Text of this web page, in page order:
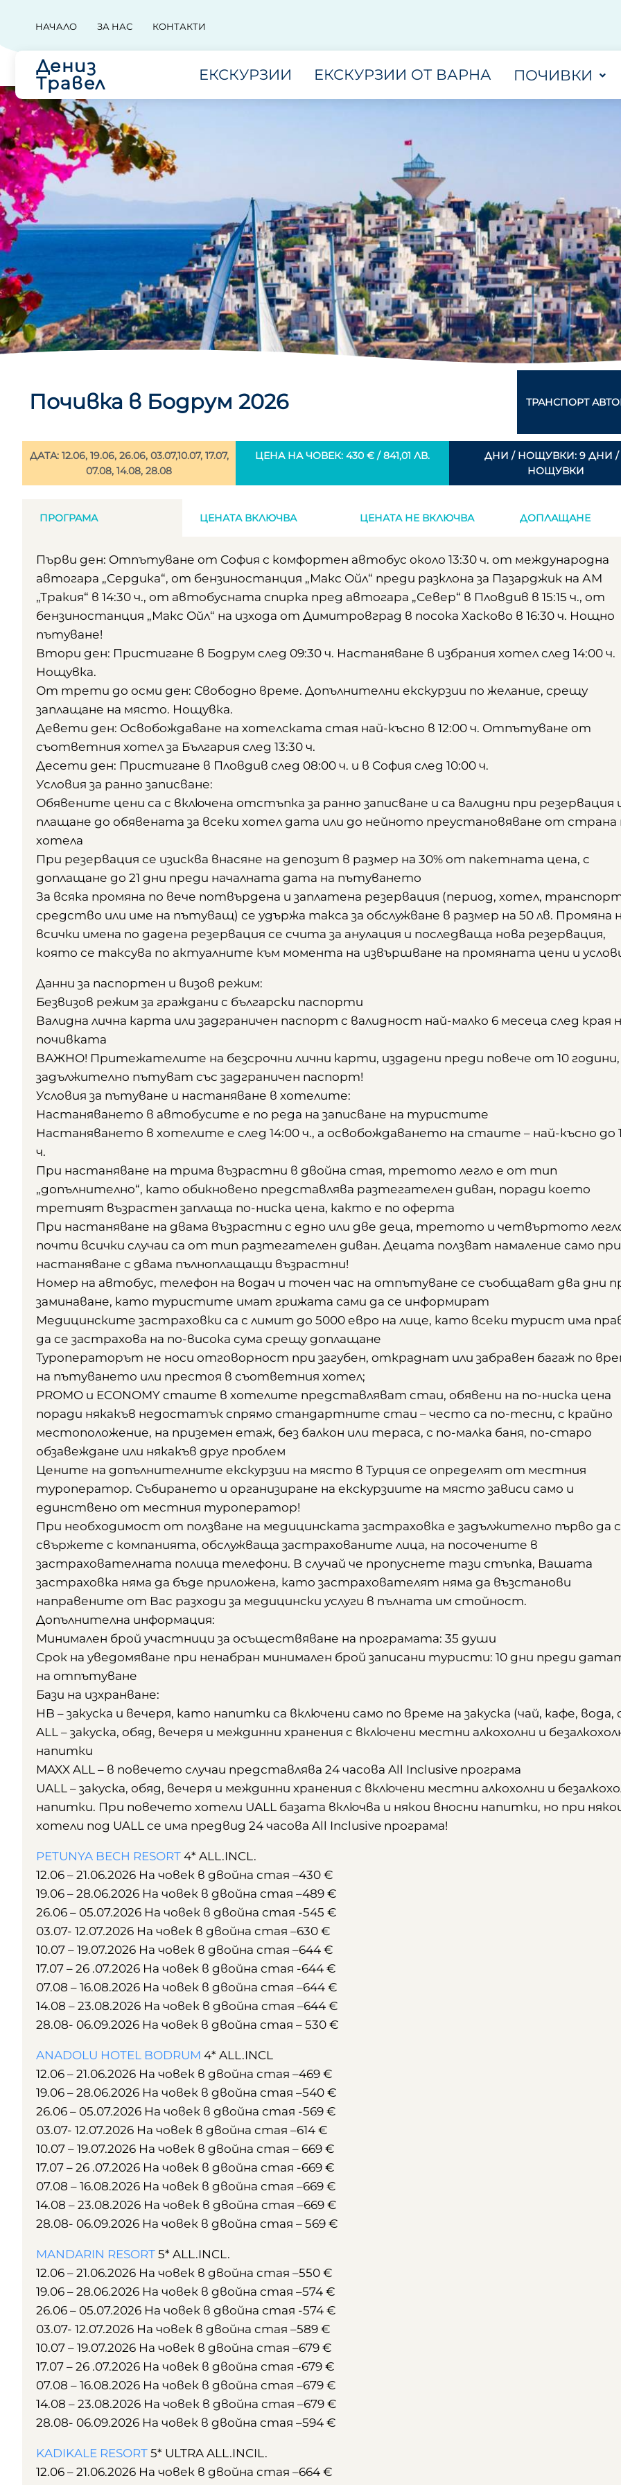
НАЧАЛО ЗА НАС КОНТАКТИ
Дениз
Травел
ЕКСКУРЗИИ ЕКСКУРЗИИ ОТ ВАРНА ПОЧИВКИ
Почивка в Бодрум 2026 ТРАНСПОРТ
ДАТА: 12.06, 19.06, 26.06, 03.07,10.07, 17.07,
07.08, 14.08, 28.08
ЦЕНА НА ЧОВЕК: 430 € / 841,01 ЛВ.
ДНИ / НОЩУВКИ: 9 ДНИ /
НОЩУВКИ
ПРОГРАМА ЦЕНАТА ВКЛЮЧВА ЦЕНАТА НЕ ВКЛЮЧВА ДОПЛАЩАНЕ
Първи ден: Отпътуване от София с комфортен автобус около 13:30 ч. от международна
автогара „Сердика“, от бензиностанция „Макс Ойл“ преди разклона за Пазарджик на АМ
„Тракия“ в 14:30 ч., от автобусната спирка пред автогара „Север“ в Пловдив в 15:15 ч., от
бензиностанция „Макс Ойл“ на изхода от Димитровград в посока Хасково в 16:30 ч. Нощно
пътуване!
Втори ден: Пристигане в Бодрум след 09:30 ч. Настаняване в избрания хотел след 14:00 ч.
Нощувка.
От трети до осми ден: Свободно време. Допълнителни екскурзии по желание, срещу
заплащане на място. Нощувка.
Девети ден: Освобождаване на хотелската стая най-късно в 12:00 ч. Отпътуване от
съответния хотел за България след 13:30 ч.
Десети ден: Пристигане в Пловдив след 08:00 ч. и в София след 10:00 ч.
Условия за ранно записване:
Обявените цени са с включена отстъпка за ранно записване и са валидни при резервация
плащане до обявената за всеки хотел дата или до нейното преустановяване от страна
хотела
При резервация се изисква внасяне на депозит в размер на 30% от пакетната цена, с
доплащане до 21 дни преди началната дата на пътуването
За всяка промяна по вече потвърдена и заплатена резервация (период, хотел,
средство или име на пътуващ) се удържа такса за обслужване в размер на 50 лв. Промяна
всички имена по дадена резервация се счита за анулация и последваща нова резервация,
която се таксува по актуалните към момента на извършване на промяната цени и
Данни за паспортен и визов режим:
Безвизов режим за граждани с български паспорти
Валидна лична карта или задграничен паспорт с валидност най-малко 6 месеца след края
почивката
ВАЖНО! Притежателите на безсрочни лични карти, издадени преди повече от 10 години,
задължително пътуват със задграничен паспорт!
Условия за пътуване и настаняване в хотелите:
Настаняването в автобусите е по реда на записване на туристите
Настаняването в хотелите е след 14:00 ч., а освобождаването на стаите – най-късно до
ч.
При настаняване на трима възрастни в двойна стая, третото легло е от тип
„допълнително“, като обикновено представлява разтегателен диван, поради което
третият възрастен заплаща по-ниска цена, както е по оферта
При настаняване на двама възрастни с едно или две деца, третото и четвъртото
почти всички случаи са от тип разтегателен диван. Децата ползват намаление само при
настаняване с двама пълноплащащи възрастни!
Номер на автобус, телефон на водач и точен час на отпътуване се съобщават два дни
заминаване, като туристите имат грижата сами да се информират
Медицинските застраховки са с лимит до 5000 евро на лице, като всеки турист има
да се застрахова на по-висока сума срещу доплащане
Туроператорът не носи отговорност при загубен, откраднат или забравен багаж по
на пътуването или престоя в съответния хотел;
PROMO и ECONOMY стаите в хотелите представляват стаи, обявени на по-ниска цена
поради някакъв недостатък спрямо стандартните стаи – често са по-тесни, с крайно
местоположение, на приземен етаж, без балкон или тераса, с по-малка баня, по-старо
обзавеждане или някакъв друг проблем
Цените на допълнителните екскурзии на място в Турция се определят от местния
туроператор. Събирането и организиране на екскурзиите на място зависи само и
единствено от местния туроператор!
При необходимост от ползване на медицинската застраховка е задължително първо да
свържете с компанията, обслужваща застрахованите лица, на посочените в
застрахователната полица телефони. В случай че пропуснете тази стъпка, Вашата
застраховка няма да бъде приложена, като застрахователят няма да възстанови
направените от Вас разходи за медицински услуги в пълната им стойност.
Допълнителна информация:
Минимален брой участници за осъществяване на програмата: 35 души
Срок на уведомяване при ненабран минимален брой записани туристи: 10 дни преди
на отпътуване
Бази на изхранване:
HB – закускa и вечеря, като напитки са включени само по време на закуска (чай, кафе, вода,
ALL – закускa, обяд, вечеря и междинни хранения с включени местни алкохолни и
напитки
MAXX ALL – в повечето случаи представлява 24 часова All Inclusive програма
UALL – закуска, обяд, вечеря и междинни хранения с включени местни алкохолни и
напитки. При повечето хотели UALL базата включва и някои вносни напитки, но при
хотели под UALL се има предвид 24 часова All Inclusive програма!
PETUNYA BECH RESORT 4* ALL.INCL.
12.06 – 21.06.2026 На човек в двойна стая –430 €
19.06 – 28.06.2026 На човек в двойна стая –489 €
26.06 – 05.07.2026 На човек в двойна стая -545 €
03.07- 12.07.2026 На човек в двойна стая –630 €
10.07 – 19.07.2026 На човек в двойна стая –644 €
17.07 – 26 .07.2026 На човек в двойна стая -644 €
07.08 – 16.08.2026 На човек в двойна стая –644 €
14.08 – 23.08.2026 На човек в двойна стая –644 €
28.08- 06.09.2026 На човек в двойна стая – 530 €
ANADOLU HOTEL BODRUM 4* ALL.INCL
12.06 – 21.06.2026 На човек в двойна стая –469 €
19.06 – 28.06.2026 На човек в двойна стая –540 €
26.06 – 05.07.2026 На човек в двойна стая -569 €
03.07- 12.07.2026 На човек в двойна стая –614 €
10.07 – 19.07.2026 На човек в двойна стая – 669 €
17.07 – 26 .07.2026 На човек в двойна стая -669 €
07.08 – 16.08.2026 На човек в двойна стая –669 €
14.08 – 23.08.2026 На човек в двойна стая –669 €
28.08- 06.09.2026 На човек в двойна стая – 569 €
MANDARIN RESORT 5* ALL.INCL.
12.06 – 21.06.2026 На човек в двойна стая –550 €
19.06 – 28.06.2026 На човек в двойна стая –574 €
26.06 – 05.07.2026 На човек в двойна стая -574 €
03.07- 12.07.2026 На човек в двойна стая –589 €
10.07 – 19.07.2026 На човек в двойна стая –679 €
17.07 – 26 .07.2026 На човек в двойна стая -679 €
07.08 – 16.08.2026 На човек в двойна стая –679 €
14.08 – 23.08.2026 На човек в двойна стая –679 €
28.08- 06.09.2026 На човек в двойна стая –594 €
KADIKALE RESORT 5* ULTRA ALL.INCIL.
12.06 – 21.06.2026 На човек в двойна стая –664 €